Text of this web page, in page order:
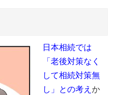
日本相続では
「老後対策なく
して相続対策無
し」との考え か